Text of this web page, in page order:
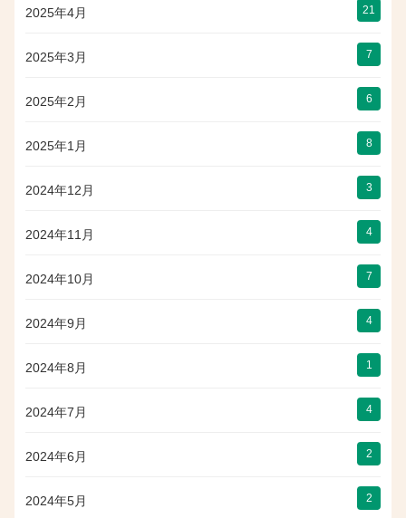
2025年4月 21
2025年3月 7
2025年2月 6
2025年1月 8
2024年12月 3
2024年11月 4
2024年10月 7
2024年9月 4
2024年8月 1
2024年7月 4
2024年6月 2
2024年5月 2